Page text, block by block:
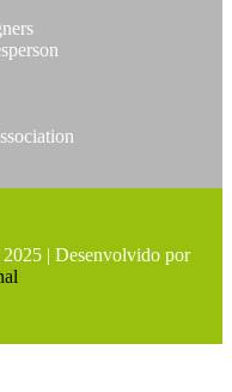
| Desenvolvido por